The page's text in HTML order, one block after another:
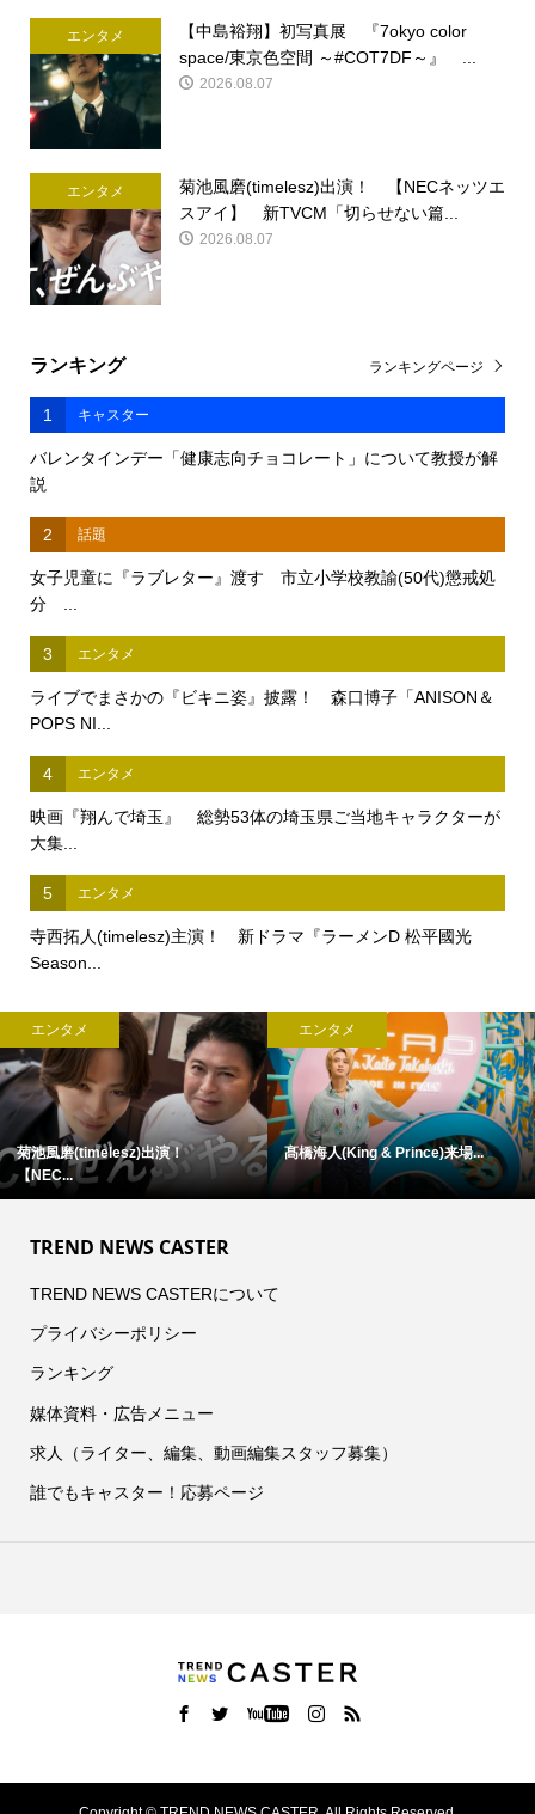
エンタメ
【中島裕翔】初写真展 『7okyo color
space/東京色空間 ～#COT7DF～』 ...
2026.08.07
エンタメ
菊池風磨(timelesz)出演！ 【NECネッツエ
スアイ】 新TVCM「切らせない篇...
2026.08.07
ランキング
1 キャスター
バレンタインデー「健康志向チョコレート」について教授が解
説
2 話題
女子児童に『ラブレター』渡す 市立小学校教諭(50代)懲戒処
分 ...
3 エンタメ
ライブでまさかの『ビキニ姿』披露！ 森口博子「ANISON＆
POPS NI...
4 エンタメ
映画『翔んで埼玉』 総勢53体の埼玉県ご当地キャラクターが
大集...
5 エンタメ
寺西拓人(timelesz)主演！ 新ドラマ『ラーメンD 松平國光
Season...
ランキングページ
エンタメ
菊池風磨(timelesz)出演！
【NEC...
エンタメ
髙橋海人(King & Prince)来場...
TREND NEWS CASTER
TREND NEWS CASTERについて
プライバシーポリシー
ランキング
媒体資料・広告メニュー
求人（ライター、編集、動画編集スタッフ募集）
誰でもキャスター！応募ページ